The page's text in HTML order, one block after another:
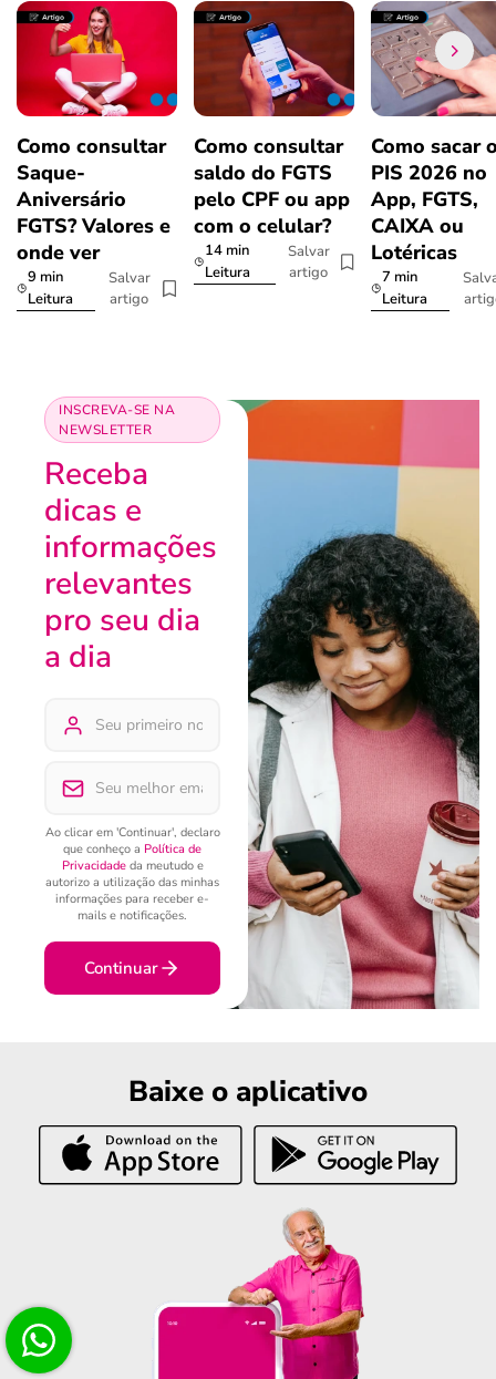
Como consultar
Saque-
Aniversário
FGTS? Valores e
onde ver
9 min
Leitura
Salvar
artigo
Como consultar
saldo do FGTS
pelo CPF ou app
com o celular?
14 min
Leitura
Salvar
artigo
Como sacar
PIS 2026 no
App, FGTS,
CAIXA ou
Lotéricas
7 min
Leitura
INSCREVA-SE NA
NEWSLETTER
Receba
dicas e
informações
relevantes
pro seu dia
a dia
Ao clicar em 'Continuar', declaro
que conheço a Política de
Privacidadeda meutudo e
autorizo a utilização das minhas
informações para receber e-
mails e notificações.
Continuar
Baixe o aplicativo